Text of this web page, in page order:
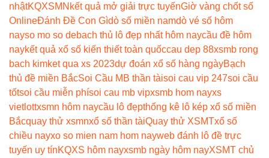
nhậtKQXSMN kết quả mở giải trực tuyếnGiờ vàng chốt số
OnlineĐánh Đề Con Gìdò số miền namdò vé số hôm
nayso mo so debach thủ lô đẹp nhất hôm naycầu đề hôm
naykết quả xổ số kiến thiết toàn quốccau dep 88xsmb rong
bach kimket qua xs 2023dự đoán xổ số hàng ngàyBạch
thủ đề miền BắcSoi Cầu MB thần tàisoi cau vip 247soi cầu
tốtsoi cầu miễn phísoi cau mb vipxsmb hom nayxs
vietlottxsmn hôm naycầu lô đẹpthống kê lô kép xổ số miền
Bắcquay thử xsmnxổ số thần tàiQuay thử XSMTxổ số
chiều nayxo so mien nam hom nayweb đánh lô đề trực
tuyến uy tínKQXS hôm nayxsmb ngày hôm nayXSMT chủ